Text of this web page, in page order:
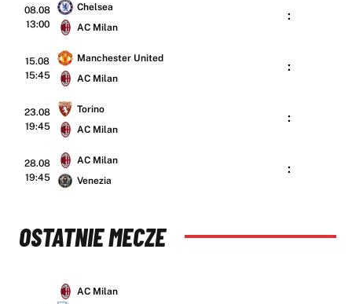
08.08
13:00
Chelsea
AC Milan
:
15.08
15:45
Manchester United
AC Milan
:
23.08
19:45
Torino
AC Milan
:
28.08
19:45
AC Milan
Venezia
:
OSTATNIE MECZE
AC Milan